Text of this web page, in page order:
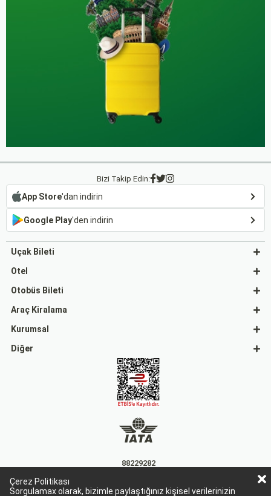
Çerez Politikası
Sorgulamax olarak, bizimle paylaştığınız kişisel verilerinizin
Bizi Takip Edin:
App Store'dan indirin
Google Play'den indirin
Uçak Bileti
Otel
Otobüs Bileti
Araç Kiralama
Kurumsal
Diğer
88229282
15863